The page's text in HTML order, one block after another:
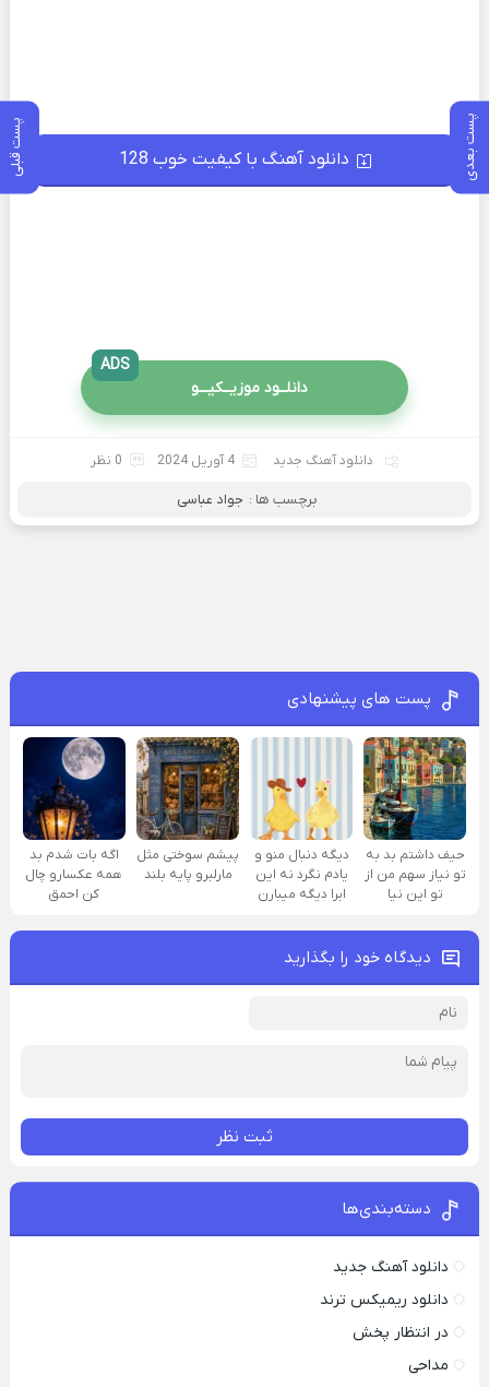
پست بعدی پست قبلی دانلود آهنگ با کیفیت خوب 128
دانلــود موزیــکیـــو
ADS
دانلود آهنگ جدید 4 آوریل 2024 0 نظر
برچسب ها : جواد عباسی
پست های پیشنهادی
حیف داشتم بد به
تو نیاز سهم من از
تو این نیا
دیگه دنبال منو و
یادم نگرد نه این
ابرا دیگه میبارن
پیشم سوختی مثل
مارلبرو پایه بلند
اگه بات شدم بد
همه عکسارو چال
کن احمق
دیدگاه خود را بگذارید
ثبت نظر
دسته‌بندی‌ها
دانلود آهنگ جدید
دانلود ریمیکس ترند
در انتظار پخش
مداحی